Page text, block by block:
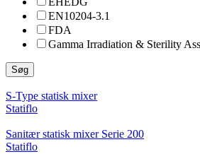
EN10204-3.1
FDA
Gamma Irradiation & Sterility
Søg
S-Type statisk mixer
Statiflo
Sanitær statisk mixer Serie 200
Statiflo